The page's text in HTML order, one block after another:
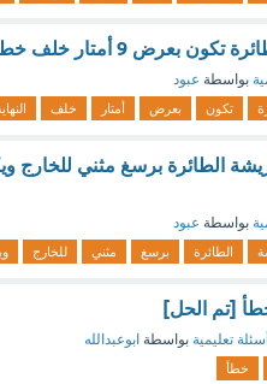
خلف خط النهاية . - مع الشرح
بواسطة عبود
تكون بعرض أمتار خلف
الطائرة برسغ مثني للخارج
بواسطة عبود
الطائرة برسغ مثني للخارج
[تم الحل]
أسئلة تعليمية بواسطة ابوعبدالله
خطأ